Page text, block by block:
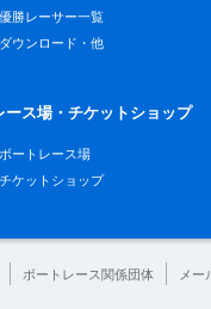
優勝レーサー一覧
ダウンロード・他
ース場・チケットショップ
ボートレース場
チケットショップ
ボートレース関係団体 メー